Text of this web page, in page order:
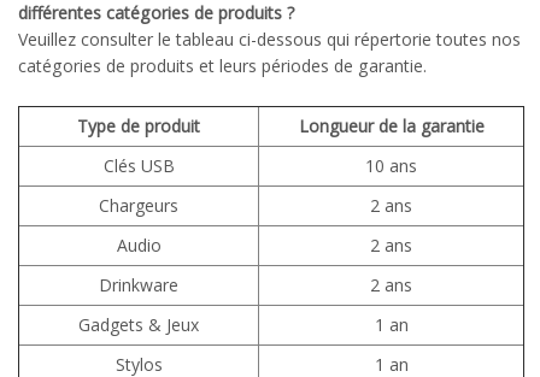
différentes catégories de produits ?
Veuillez consulter le tableau ci-dessous qui répertorie toutes nos
catégories de produits et leurs périodes de garantie.
Type de produit
Longueur de la garantie
Clés USB
10 ans
Chargeurs
2 ans
Audio
2 ans
Drinkware
2 ans
Gadgets & Jeux
1 an
Stylos
1 an